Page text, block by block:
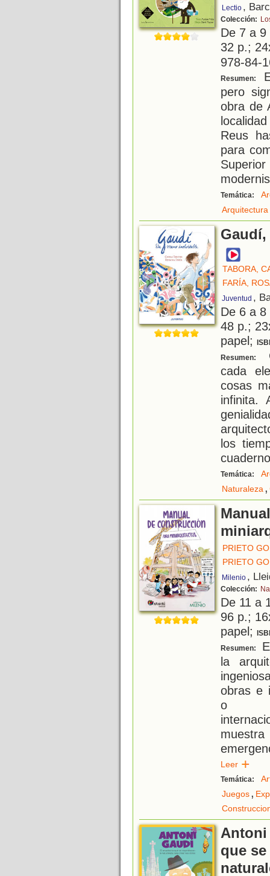
Lectio ,
Colección:
De 7 a
32 p.;
978-84-
Resumen:
pero
obra de
Reus
para
Temática:
Arquitectura
TABORA,
FARÍA,
Juventud ,
De 6 a
48 p.;
papel;
Resumen:
cada
cosas
infinita.
los
Temática:
Naturaleza,
PRIETO
PRIETO
Milenio ,
Colección:
De 11 a
96 p.;
papel;
Resumen:
la
obras e
o
Leer
Temática:
Juegos,
Antoni
que